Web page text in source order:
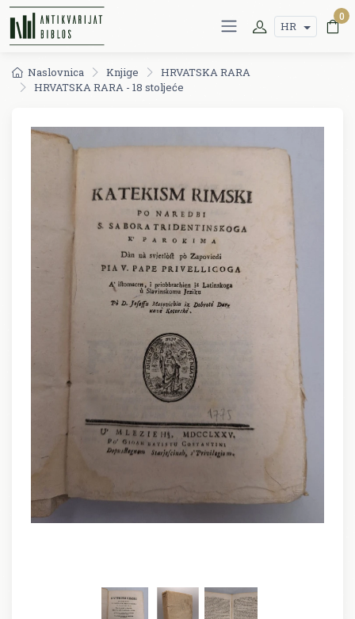
HR
0
Naslovnica Knjige
HRVATSKA RARA
HRVATSKA RARA - 18 stoljeće